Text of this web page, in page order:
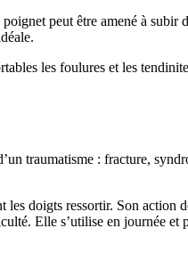
peut être amené à
les foulures et les
traumatisme : fracture,
doigts ressortir. Son
Elle s’utilise en journée et